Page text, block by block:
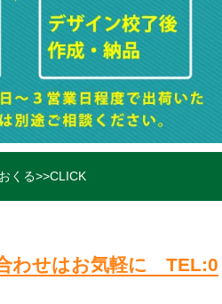
くる>>CLICK
わせはお気軽に TEL:0